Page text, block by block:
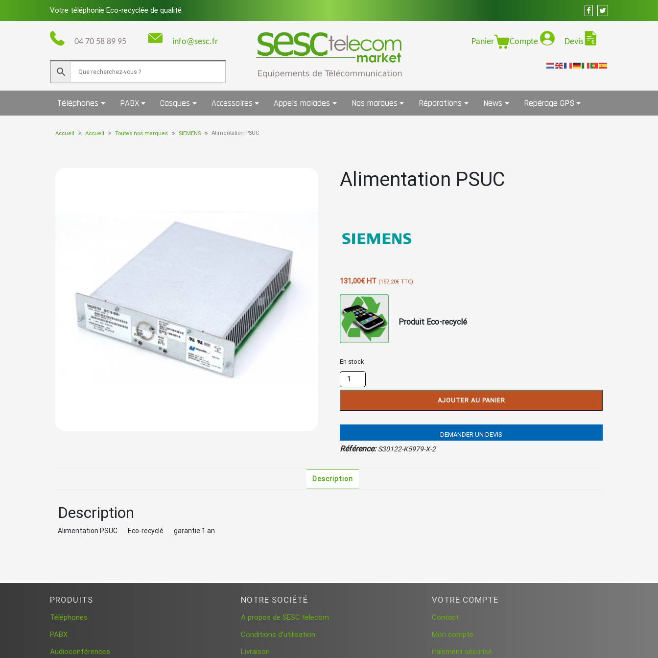
Votre téléphonie Eco-recyclée de qualité
04 70 58 89 95 info@sesc.fr Panier Compte Devis
Téléphones PABX Casques Accessoires Appels malades Nos marques Réparations News Repérage GPS
Accueil Accueil Toutes nos marques SIEMENS Alimentation PSUC
Alimentation PSUC
131,00€HT (157,20€ TTC)
Produit Eco-recyclé
En stock
quantité
de
AJOUTER AU PANIER
DEMANDER UN DEVIS
Référence:S30122-K5979-X-2
Description
Description
Alimentation PSUC Eco-recyclé garantie 1 an
PRODUITS
Téléphones
PABX
Audioconférences
NOTRE SOCIÉTÉ
A propos de SESC telecom
Conditions d’utilisation
Livraison
VOTRE COMPTE
Contact
Mon compte
Paiement sécurisé